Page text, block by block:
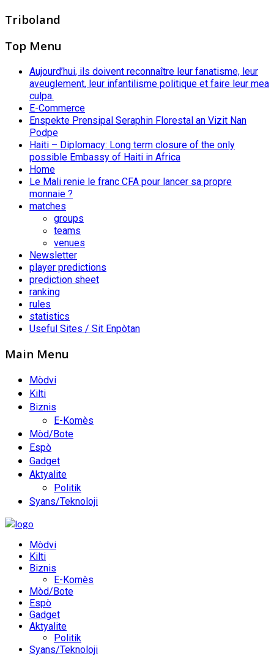
Triboland
Top Menu
Aujourd’hui, ils doivent reconnaître leur fanatisme, leur
aveuglement, leur infantilisme politique et faire leur mea
culpa.
E-Commerce
Enspekte Prensipal Seraphin Florestal an Vizit Nan
Podpe
Haiti – Diplomacy: Long term closure of the only
possible Embassy of Haiti in Africa
Home
Le Mali renie le franc CFA pour lancer sa propre
monnaie ?
matches
groups
teams
venues
Newsletter
player predictions
prediction sheet
ranking
rules
statistics
Useful Sites / Sit Enpòtan
Main Menu
Mòdvi
Kilti
Biznis
E-Komès
Mòd/Bote
Espò
Gadget
Aktyalite
Politik
Syans/Teknoloji
Mòdvi
Kilti
Biznis
E-Komès
Mòd/Bote
Espò
Gadget
Aktyalite
Politik
Syans/Teknoloji